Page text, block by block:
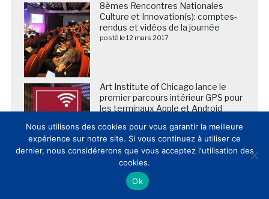
8èmes Rencontres Nationales
Culture et Innovation(s): comptes-
rendus et vidéos de la journée
posté le 12 mars 2017
Art Institute of Chicago lance le
premier parcours intérieur GPS pour
les terminaux Apple et Android
Fragilisée par la crise du covid-19, la
Galerie des Offices a vendu la
version NFT d’une peinture de
Nous utilisons des cookies pour vous garantir la meilleure
expérience sur notre site. Si vous continuez à utiliser ce
dernier, nous considérerons que vous acceptez l'utilisation des
cookies.
Ok